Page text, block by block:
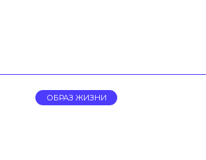
ОБРАЗ ЖИЗНИ